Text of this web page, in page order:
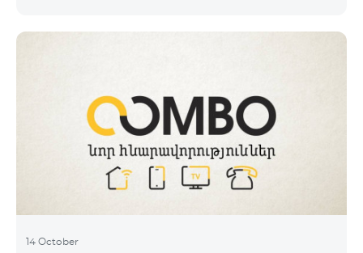
14 October